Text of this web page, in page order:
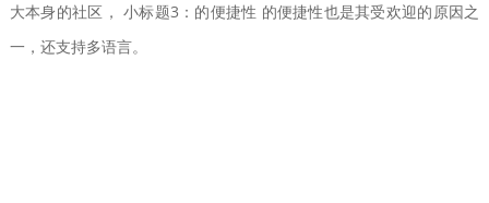
大本身的社区， 小标题3：的便捷性 的便捷性也是其受欢迎的原因之
一，还支持多语言。